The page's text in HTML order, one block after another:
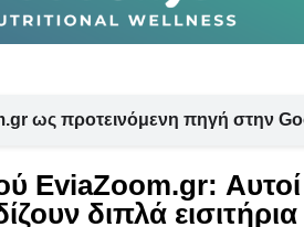
ως προτεινόμενη πηγή στην
EviaZoom.gr: Αυτοί
διπλά εισιτήρια